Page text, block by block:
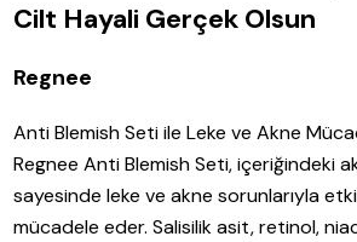
Cilt Hayali Gerçek Olsun
Regnee
Anti Blemish Seti ile Leke ve Akne
Regnee Anti Blemish Seti, içeriğindeki
sayesinde leke ve akne sorunlarıyla
mücadele eder. Salisilik asit, retinol,